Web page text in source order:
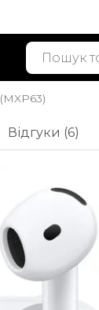
Відгуки (6)